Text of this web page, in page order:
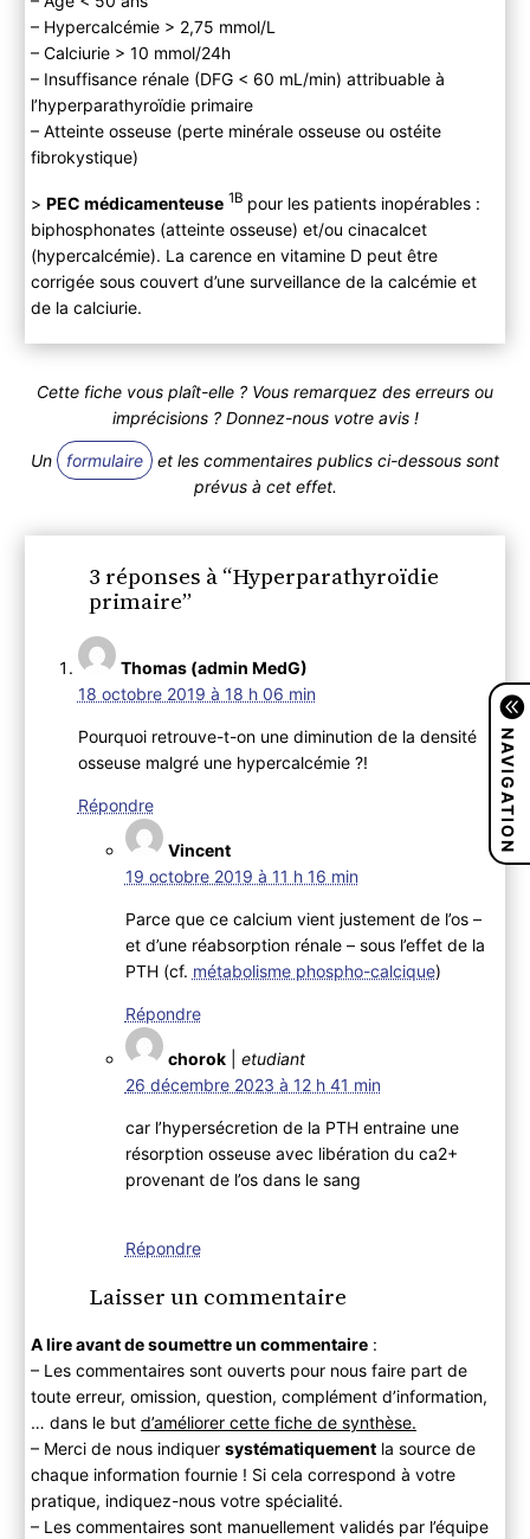
– Hypercalcémie > 2,75 mmol/L
– Calciurie > 10 mmol/24h
– Insuffisance rénale (DFG < 60 mL/min) attribuable à
l’hyperparathyroïdie primaire
– Atteinte osseuse (perte minérale osseuse ou ostéite
fibrokystique)
> PEC médicamenteuse 1B pour les patients inopérables :
biphosphonates (atteinte osseuse) et/ou cinacalcet
(hypercalcémie). La carence en vitamine D peut être
corrigée sous couvert d’une surveillance de la calcémie et
de la calciurie.
Cette fiche vous plaît-elle ? Vous remarquez des erreurs ou
imprécisions ? Donnez-nous votre avis !
Un formulaire
et les commentaires publics ci-dessous sont
prévus à cet effet.
3 réponses à “Hyperparathyroïdie
primaire”
Thomas (admin MedG)
18 octobre 2019 à 18 h 06 min
Pourquoi retrouve-t-on une diminution de la densité
osseuse malgré une hypercalcémie ?!
Répondre
Vincent
19 octobre 2019 à 11 h 16 min
Parce que ce calcium vient justement de l’os –
et d’une réabsorption rénale – sous l’effet de la
PTH (cf. métabolisme phospho-calcique)
Répondre
chorok| etudiant
26 décembre 2023 à 12 h 41 min
car l’hypersécretion de la PTH entraine une
résorption osseuse avec libération du ca2+
provenant de l’os dans le sang
Répondre
Laisser un commentaire
A lire avant de soumettre un commentaire:
– Les commentaires sont ouverts pour nous faire part de
toute erreur, omission, question, complément d’information,
… dans le but d’améliorer cette fiche de synthèse.
– Merci de nous indiquer systématiquementla source de
chaque information fournie ! Si cela correspond à votre
pratique, indiquez-nous votre spécialité.
– Les commentaires sont manuellement validés par l’équipe
NAVIGATION